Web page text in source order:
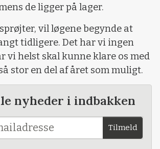
de ligger på lager.
vil løgene begynde at
tidligere. Det har vi ingen
vi helst skal kunne klare os med
stor en del af året som muligt.
nyheder i indbakken
Tilmeld